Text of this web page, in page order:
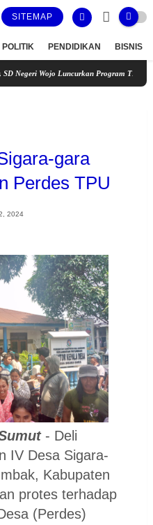
SITEMAP
POLITIK PENDIDIKAN BISNIS
Program TBTQ dan Tahfidz
gara
Perdes TPU
2024
- Deli
IV Desa Sigara-
Kabupaten
protes terhadap
(Perdes)